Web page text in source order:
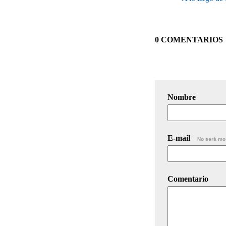
0 COMENTARIOS
Nombre
E-mail No será
Comentario